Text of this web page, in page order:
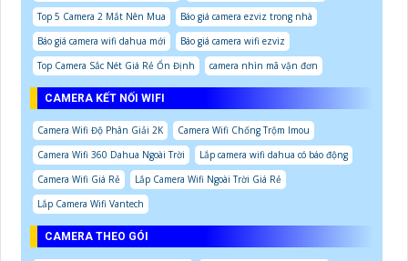
Top 5 Camera 2 Mắt Nên Mua
Báo giá camera ezviz trong nhà
Báo giá camera wifi dahua mới
Báo giá camera wifi ezviz
Top Camera Sắc Nét Giá Rẻ Ổn Định
camera nhìn mã vận đơn
CAMERA KẾT NỐI WIFI
Camera Wifi Độ Phân Giải 2K
Camera Wifi Chống Trộm Imou
Camera Wifi 360 Dahua Ngoài Trời
Lắp camera wifi dahua có báo động
Camera Wifi Giá Rẻ
Lắp Camera Wifi Ngoài Trời Giá Rẻ
Lắp Camera Wifi Vantech
CAMERA THEO GÓI